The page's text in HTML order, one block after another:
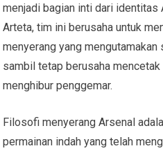
menjadi bagian inti dari identitas
Arteta, tim ini berusaha untuk
menyerang yang
sambil tetap berusaha
menghibur penggemar.
Filosofi menyerang Arsenal
permainan indah yang telah